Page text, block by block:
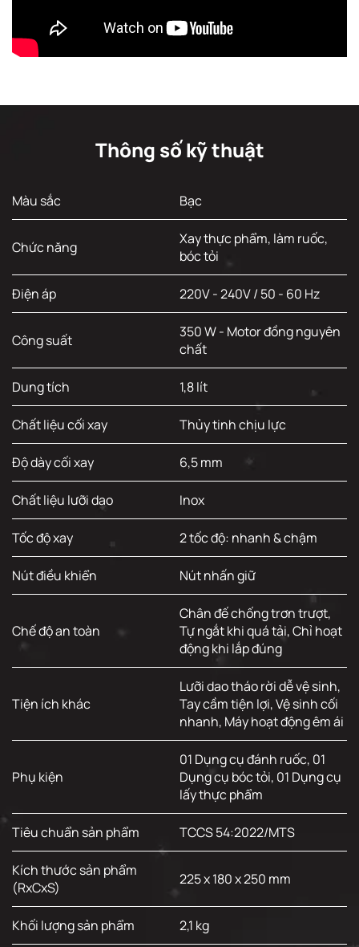
Thông số kỹ thuật
Màu sắc Bạc
Chức năng
Xay thực phẩm, làm ruốc,
bóc tỏi
Điện áp 220V - 240V / 50 - 60 Hz
Công suất
350 W - Motor đồng nguyên
chất
Dung tích 1,8 lít
Chất liệu cối xay Thủy tinh chịu lực
Độ dày cối xay 6,5 mm
Chất liệu lưỡi dao Inox
Tốc độ xay 2 tốc độ: nhanh & chậm
Nút điều khiển Nút nhấn giữ
Chế độ an toàn
Chân đế chống trơn trượt,
Tự ngắt khi quá tải, Chỉ hoạt
động khi lắp đúng
Tiện ích khác
Lưỡi dao tháo rời dễ vệ sinh,
Tay cầm tiện lợi, Vệ sinh cối
nhanh, Máy hoạt động êm ái
Phụ kiện
01 Dụng cụ đánh ruốc, 01
Dụng cụ bóc tỏi, 01 Dụng cụ
lấy thực phẩm
Tiêu chuẩn sản phẩm TCCS 54:2022/MTS
Kích thước sản phẩm
(RxCxS)
225 x 180 x 250 mm
Khối lượng sản phẩm 2,1 kg